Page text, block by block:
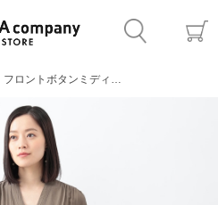
フロントボタンミディワンピース